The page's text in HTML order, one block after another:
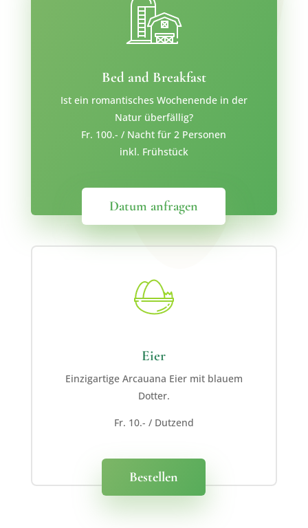
Bed and Breakfast
Ist ein romantisches Wochenende in der
Natur überfällig?
Fr. 100.- / Nacht für 2 Personen
inkl. Frühstück
Datum anfragen
Eier
Einzigartige Arcauana Eier mit blauem
Dotter.
Fr. 10.- / Dutzend
Bestellen